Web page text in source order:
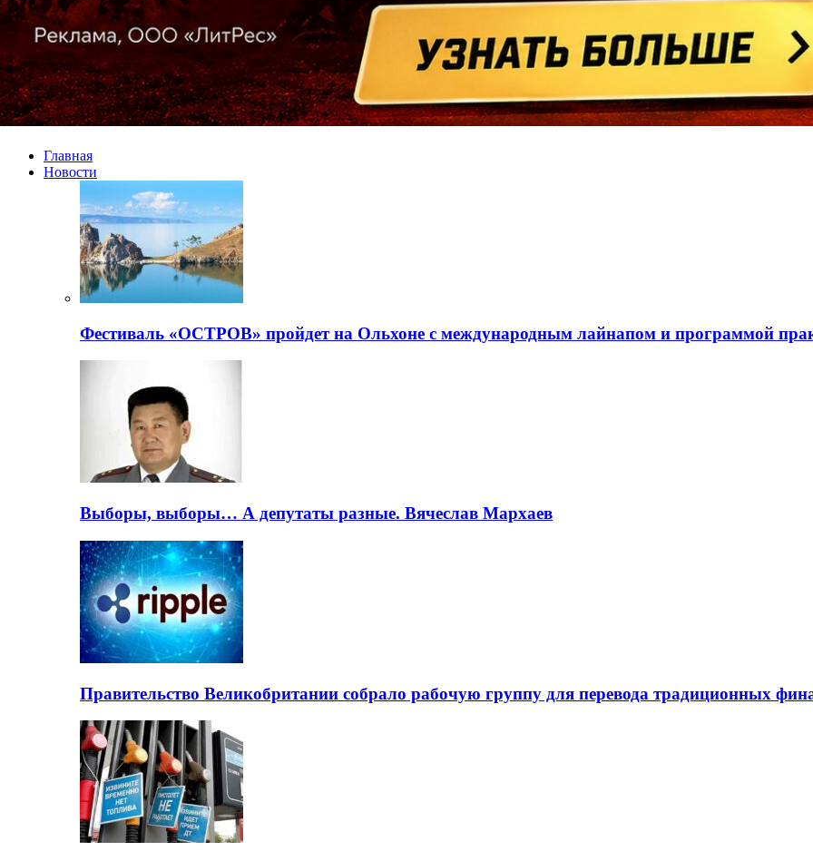
Главная
Новости
Фестиваль «ОСТРОВ» пройдет на Ольхоне с международным лайнапом и программой
Выборы, выборы… А депутаты разные. Вячеслав Мархаев
Правительство Великобритании собрало рабочую группу для перевода традиционных